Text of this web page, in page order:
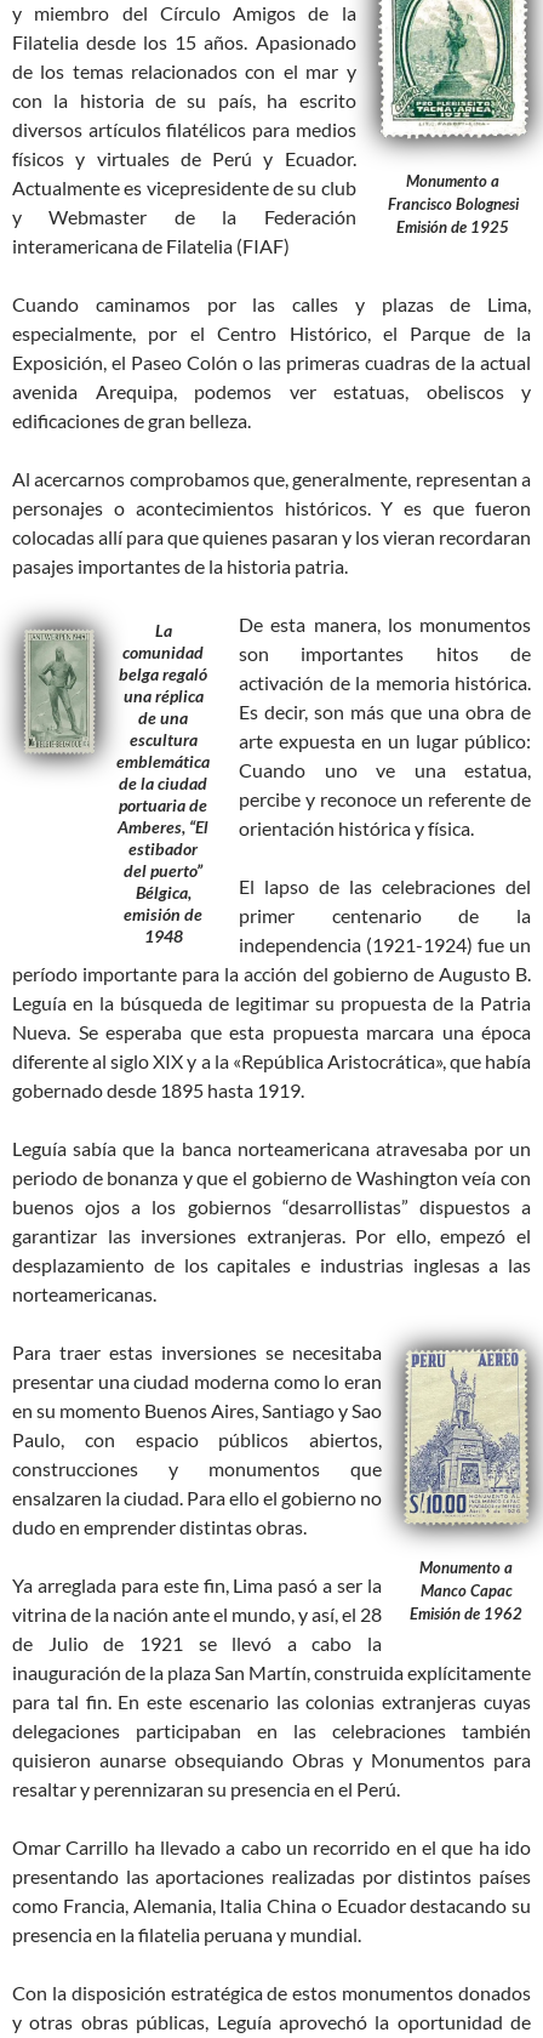
Monumento a
Francisco Bolognesi
Emisión de 1925
y miembro del Círculo Amigos de la
Filatelia desde los 15 años. Apasionado
de los temas relacionados con el mar y
con la historia de su país, ha escrito
diversos artículos filatélicos para medios
físicos y virtuales de Perú y Ecuador.
Actualmente es vicepresidente de su club
y Webmaster de la Federación
interamericana de Filatelia (FIAF)
Cuando caminamos por las calles y plazas de Lima,
especialmente, por el Centro Histórico, el Parque de la
Exposición, el Paseo Colón o las primeras cuadras de la actual
avenida Arequipa, podemos ver estatuas, obeliscos y
edificaciones de gran belleza.
Al acercarnos comprobamos que, generalmente, representan a
personajes o acontecimientos históricos. Y es que fueron
colocadas allí para que quienes pasaran y los vieran recordaran
pasajes importantes de la historia patria.
La
comunidad
belga regaló
una réplica
de una
escultura
emblemática
de la ciudad
portuaria de
Amberes, “El
estibador
del puerto”
Bélgica,
emisión de
1948
De esta manera, los monumentos
son importantes hitos de
activación de la memoria histórica.
Es decir, son más que una obra de
arte expuesta en un lugar público:
Cuando uno ve una estatua,
percibe y reconoce un referente de
orientación histórica y física.
El lapso de las celebraciones del
primer centenario de la
independencia (1921-1924) fue un
período importante para la acción del gobierno de Augusto B.
Leguía en la búsqueda de legitimar su propuesta de la Patria
Nueva. Se esperaba que esta propuesta marcara una época
diferente al siglo XIX y a la «República Aristocrática», que había
gobernado desde 1895 hasta 1919.
Leguía sabía que la banca norteamericana atravesaba por un
periodo de bonanza y que el gobierno de Washington veía con
buenos ojos a los gobiernos “desarrollistas” dispuestos a
garantizar las inversiones extranjeras. Por ello, empezó el
desplazamiento de los capitales e industrias inglesas a las
norteamericanas.
Monumento a
Manco Capac
Emisión de 1962
Para traer estas inversiones se necesitaba
presentar una ciudad moderna como lo eran
en su momento Buenos Aires, Santiago y Sao
Paulo, con espacio públicos abiertos,
construcciones y monumentos que
ensalzaren la ciudad. Para ello el gobierno no
dudo en emprender distintas obras.
Ya arreglada para este fin, Lima pasó a ser la
vitrina de la nación ante el mundo, y así, el 28
de Julio de 1921 se llevó a cabo la
inauguración de la plaza San Martín, construida explícitamente
para tal fin. En este escenario las colonias extranjeras cuyas
delegaciones participaban en las celebraciones también
quisieron aunarse obsequiando Obras y Monumentos para
resaltar y perennizaran su presencia en el Perú.
Omar Carrillo ha llevado a cabo un recorrido en el que ha ido
presentando las aportaciones realizadas por distintos países
como Francia, Alemania, Italia China o Ecuador destacando su
presencia en la filatelia peruana y mundial.
Con la disposición estratégica de estos monumentos donados
y otras obras públicas, Leguía aprovechó la oportunidad de